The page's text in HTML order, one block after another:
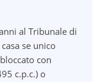
al Tribunale di
se unico
con
c.p.c.) o